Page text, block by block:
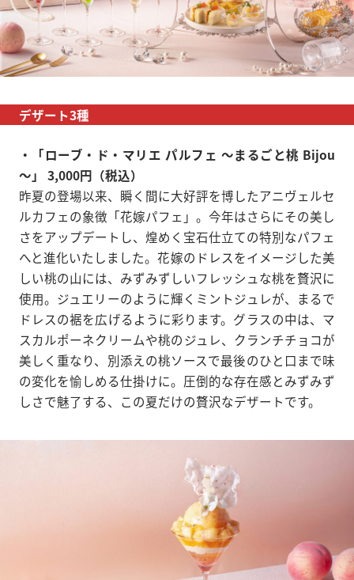
デザート3種
・「ローブ・ド・マリエ パルフェ ～まるごと桃 Bijou
～」 3,000円（税込）
昨夏の登場以来、瞬く間に大好評を博したアニヴェルセ
ルカフェの象徴「花嫁パフェ」。今年はさらにその美し
さをアップデートし、煌めく宝石仕立ての特別なパフェ
へと進化いたしました。花嫁のドレスをイメージした美
しい桃の山には、みずみずしいフレッシュな桃を贅沢に
使用。ジュエリーのように輝くミントジュレが、まるで
ドレスの裾を広げるように彩ります。グラスの中は、マ
スカルポーネクリームや桃のジュレ、クランチチョコが
美しく重なり、別添えの桃ソースで最後のひと口まで味
の変化を愉しめる仕掛けに。圧倒的な存在感とみずみず
しさで魅了する、この夏だけの贅沢なデザートです。